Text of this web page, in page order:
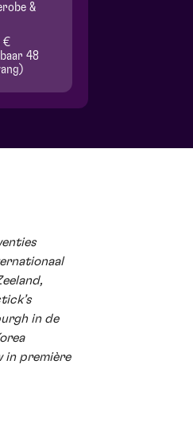
&
€
48
in de
in première